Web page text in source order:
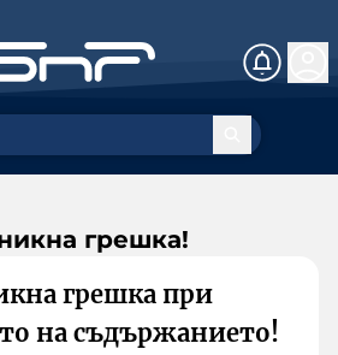
грешка!
грешка при
на съдържанието!